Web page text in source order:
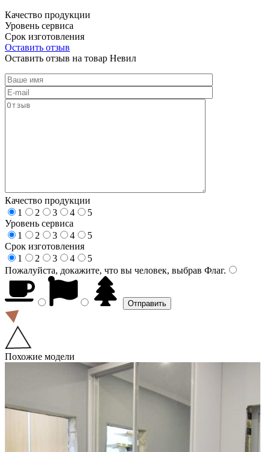
Качество продукции
Уровень сервиса
Срок изготовления
Оставить отзыв
Оставить отзыв на товар Невил
Качество продукции
1
2 3 4
5
Уровень сервиса
1
2 3 4
5
Срок изготовления
1
2 3 4
5
Пожалуйста, докажите, что вы человек, выбрав Флаг.
Похожие модели